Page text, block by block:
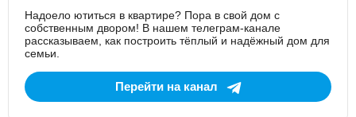
Надоело ютиться в квартире? Пора в свой дом с
собственным двором! В нашем телеграм-канале
рассказываем, как построить тёплый и надёжный дом для
семьи.
Перейти на канал